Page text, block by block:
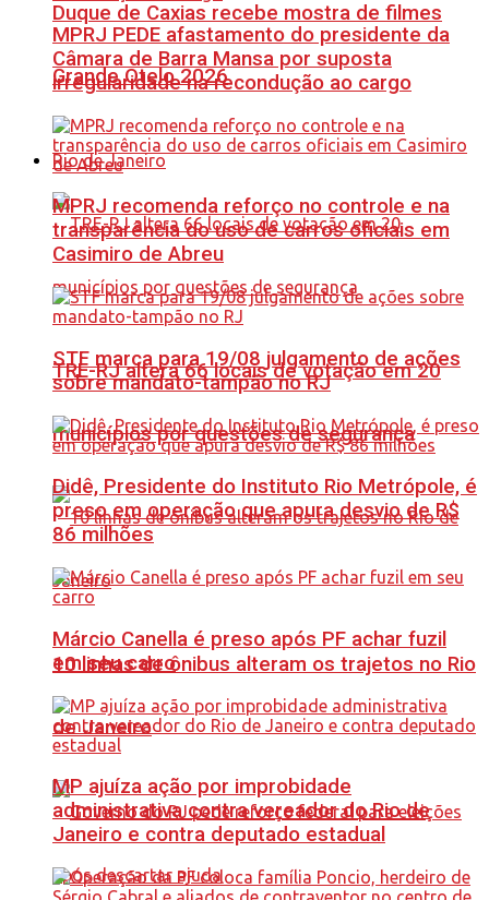
Duque de Caxias recebe mostra de filmes
Grande Otelo 2026
Rio de Janeiro
TRE-RJ altera 66 locais de votação em 20
municípios por questões de segurança
10 linhas de ônibus alteram os trajetos no Rio
de Janeiro
MPRJ PEDE afastamento do presidente da
Câmara de Barra Mansa por suposta
irregularidade na recondução ao cargo
MPRJ recomenda reforço no controle e na
transparência do uso de carros oficiais em
Casimiro de Abreu
STF marca para 19/08 julgamento de ações
sobre mandato-tampão no RJ
Didê, Presidente do Instituto Rio Metrópole, é
preso em operação que apura desvio de R$
86 milhões
Márcio Canella é preso após PF achar fuzil
em seu carro
MP ajuíza ação por improbidade
administrativa contra vereador do Rio de
Janeiro e contra deputado estadual